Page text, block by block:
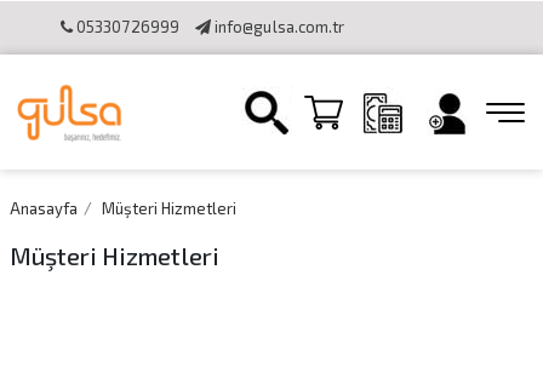
05330726999 info@gulsa.com.tr
Hizmetleri Online Tahsilat Kullanımı
Anasayfa Müşteri Hizmetleri
Müşteri Hizmetleri